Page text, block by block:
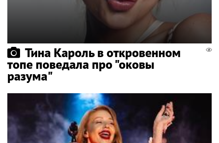
Тина Кароль в откровенном
топе поведала про "оковы
разума"